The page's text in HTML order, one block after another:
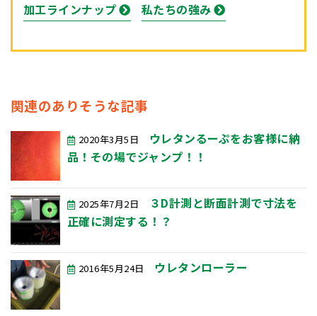
加工ラインナップ
私たちの強み
関連のありそうな記事
2020年3月5日
ウレタンるーぷをお客様に納
品！その場でジャンプ！！
2025年7月2日
３D計測と断面計測で寸法を
正確に測定する！？
2016年5月24日 ウレタンローラー